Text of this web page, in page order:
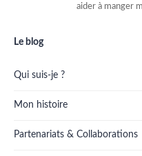
aider à manger
Le blog
Qui suis-je ?
Mon histoire
Partenariats & Collaborations